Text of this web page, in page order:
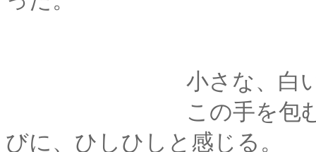
小さな、白いて
この手を包むたび、
びに、ひしひしと感じる。